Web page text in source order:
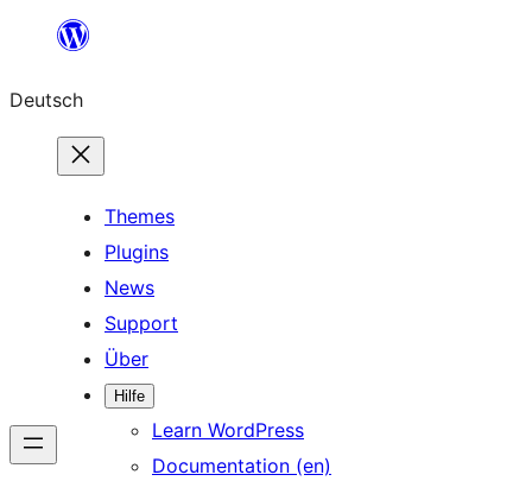
springen
Deutsch
Themes
Plugins
News
Support
Über
Hilfe
Learn WordPress
Documentation (en)